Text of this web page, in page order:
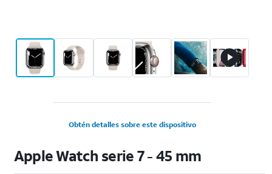
Obtén detalles sobre este dispositivo
Apple Watch serie 7 - 45 mm